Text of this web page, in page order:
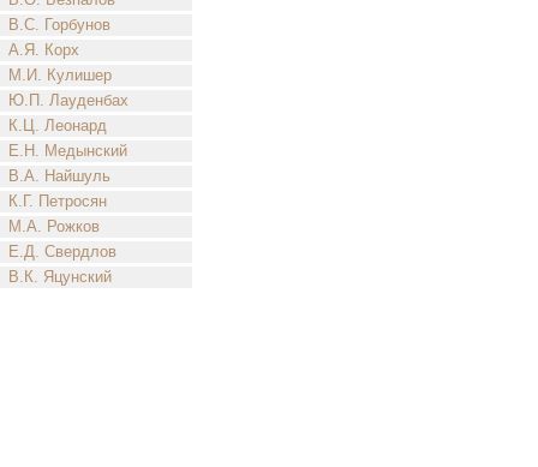
В.С. Горбунов
А.Я. Корх
М.И. Кулишер
Ю.П. Лауденбах
К.Ц. Леонард
Е.Н. Медынский
В.А. Найшуль
К.Г. Петросян
М.А. Рожков
Е.Д. Свердлов
В.К. Яцунский